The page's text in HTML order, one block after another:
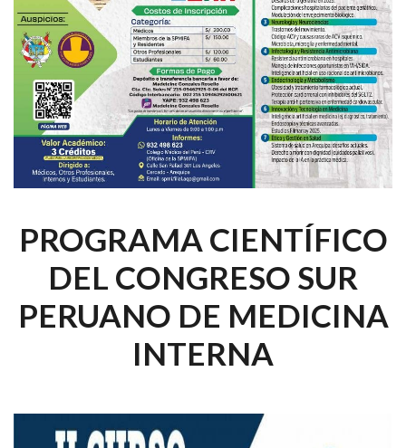
PROGRAMA CIENTÍFICO
DEL CONGRESO SUR
PERUANO DE MEDICINA
INTERNA